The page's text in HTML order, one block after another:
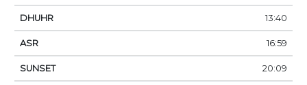
13:40
16:59
20:09